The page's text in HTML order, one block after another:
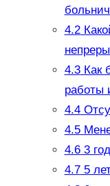
4.2
4.3Как
работы
4.4
4.5
4.63
4.75